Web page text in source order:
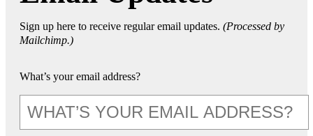
Sign up here to receive regular email updates. (Processed by
Mailchimp.)
What’s your email address?